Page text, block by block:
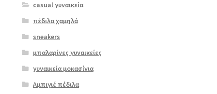
casual γυναικεία
πέδιλα χαμηλά
sneakers
μπαλαρίνες γυναικείες
γυναικεία μοκασίνια
Αμπιγιέ πέδιλα